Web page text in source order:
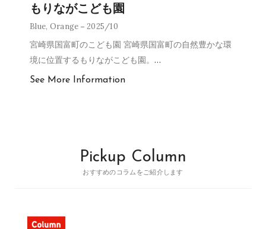
もりながこども園
Blue, Orange 2025/10
宮崎県国富町のこども園 宮崎県国富町の自然豊かな環
境に位置するもりながこども園。 …
See More Information
Pickup Column
おすすめのコラムをご紹介します